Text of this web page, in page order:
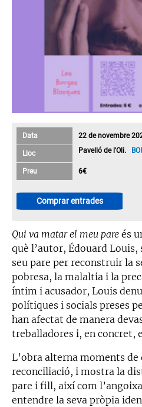
Data 22 de novembre
Lloc Pavelló de l'Oli.
Preu 6€
Comprar entrades
Qui va matar el meu pare és
què l’autor, Édouard Louis,
seu pare per reconstruir la
pobresa, la malaltia i la
íntim i acusador, Louis
polítiques i socials preses
han afectat de manera
treballadores i, en concret,
L’obra alterna moments
reconciliació, i mostra la
pare i fill, així com
entendre la seva pròpia